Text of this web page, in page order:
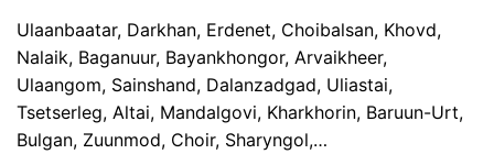
Ulaanbaatar, Darkhan, Erdenet, Choibalsan, Khovd,
Nalaik, Baganuur, Bayankhongor, Arvaikheer,
Ulaangom, Sainshand, Dalanzadgad, Uliastai,
Tsetserleg, Altai, Mandalgovi, Kharkhorin, Baruun-Urt,
Bulgan, Zuunmod, Choir, Sharyngol,…